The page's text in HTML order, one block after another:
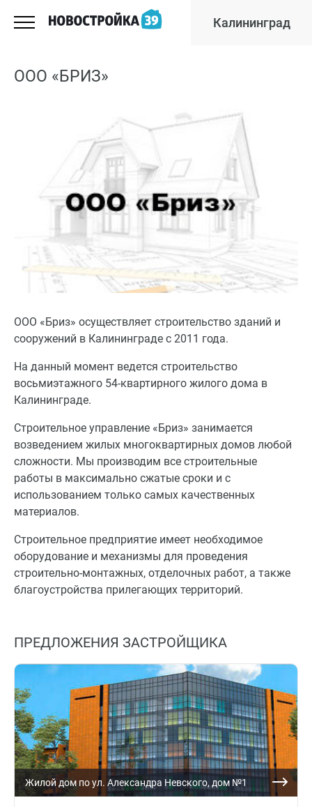
Калининград
ООО «БРИЗ»
ООО «Бриз» осуществляет строительство зданий и
сооружений в Калининграде с 2011 года.
На данный момент ведется строительство
восьмиэтажного 54-квартирного жилого дома в
Калининграде.
Строительное управление «Бриз» занимается
возведением жилых многоквартирных домов любой
сложности. Мы производим все строительные
работы в максимально сжатые сроки и с
использованием только самых качественных
материалов.
Строительное предприятие имеет необходимое
оборудование и механизмы для проведения
строительно-монтажных, отделочных работ, а также
благоустройства прилегающих территорий.
ПРЕДЛОЖЕНИЯ ЗАСТРОЙЩИКА
Жилой дом по ул. Александра Невского, дом №1